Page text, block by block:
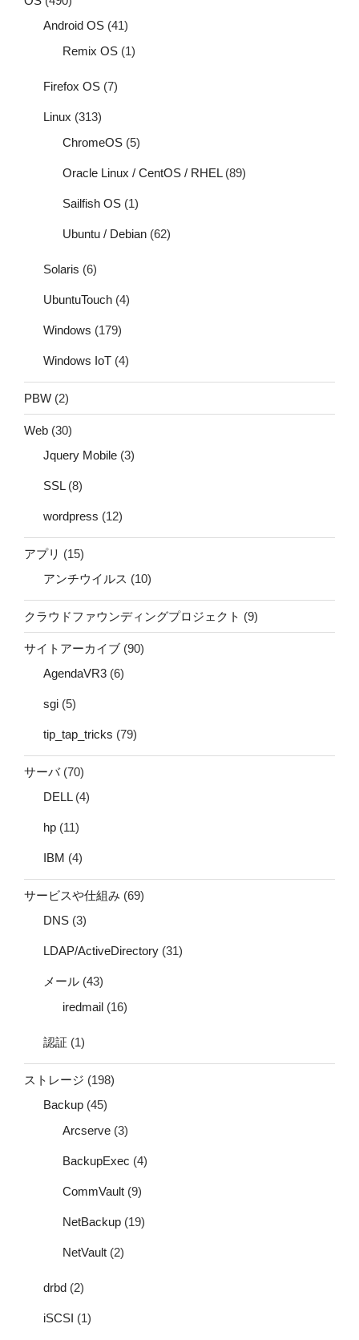
Android OS (41)
Remix OS (1)
Firefox OS (7)
Linux (313)
ChromeOS (5)
Oracle Linux / CentOS / RHEL(89)
Sailfish OS (1)
Ubuntu / Debian (62)
Solaris (6)
UbuntuTouch (4)
Windows (179)
Windows IoT (4)
PBW (2)
Web (30)
Jquery Mobile (3)
SSL(8)
wordpress (12)
アプリ (15)
アンチウイルス (10)
クラウドファウンディングプロジェクト (9)
サイトアーカイブ (90)
AgendaVR3 (6)
sgi (5)
tip_tap_tricks (79)
サーバ(70)
DELL(4)
hp (11)
IBM (4)
サービスや仕組み (69)
DNS (3)
LDAP/ActiveDirectory (31)
メール (43)
iredmail (16)
認証 (1)
ストレージ (198)
Backup (45)
Arcserve (3)
BackupExec (4)
CommVault (9)
NetBackup (19)
NetVault (2)
drbd (2)
iSCSI (1)